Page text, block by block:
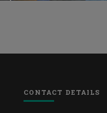
CONTACT DETAILS